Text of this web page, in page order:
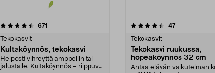
671
Tekokasvit
Kultaköynnös, tekokasvi
Helposti vihreyttä amppeliin tai
jalustalle. Kultaköynnös – riippuva
4.5 viidestä
47arvostelut
Tekokasvit
Tekokasvi ruukussa,
hopeaköynnös 32 cm
Antaa elävän vaikutelman
4.5 viidestä